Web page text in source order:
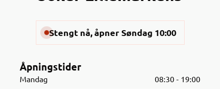
Stengt nå, åpner Søndag 10:00
Åpningstider
Mandag 08:30 - 19:00